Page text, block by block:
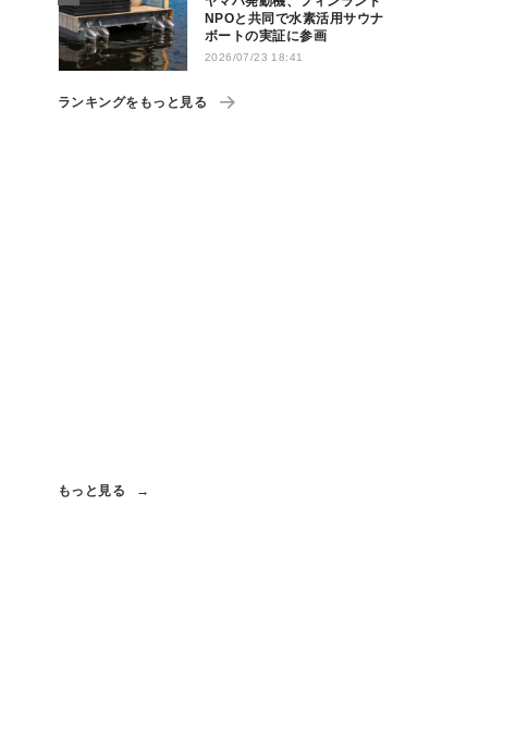
NPOと共同で水素活用サウナ
ボートの実証に参画
2026/07/23 18:41
ランキングをもっと見る
もっと見る